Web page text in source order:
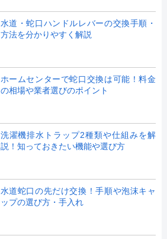
水道・蛇口ハンドルレバーの交換手順・
方法を分かりやすく解説
ホームセンターで蛇口交換は可能！料金
の相場や業者選びのポイント
洗濯機排水トラップ2種類や仕組みを解
説！知っておきたい機能や選び方
水道蛇口の先だけ交換！手順や泡沫キャ
ップの選び方・手入れ